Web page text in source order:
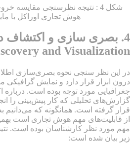
شکل 4 : نتیجه نظرسنجی مقایسه
هوش تجاری اوراکل با
and Visualization
در این نظر سنجی نحوه بصری‌سازی
درون ابزار قرار دارد و نمایش گرافیکی
جغرافیایی مورد توجه بوده است. درباره
گزارش‌های تحلیلی که کار پیش‌بینی را
قرار گرفته است. همانگونه که
از قابلیت‌های مهم هوش تجاری است
مهم مورد نظر کارشناسان بوده است.
زیر بیان شده است: